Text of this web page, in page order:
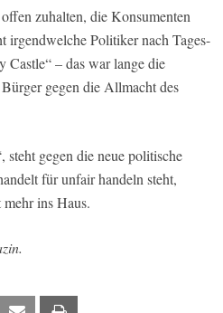
zuhalten, die Konsumenten
irgendwelche Politiker nach Tages-
– das war lange die
gegen die Allmacht des
gegen die neue politische
für unfair handeln steht,
ins Haus.